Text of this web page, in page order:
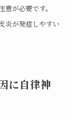
が必要です。
炎が発症しやすい
に自律神